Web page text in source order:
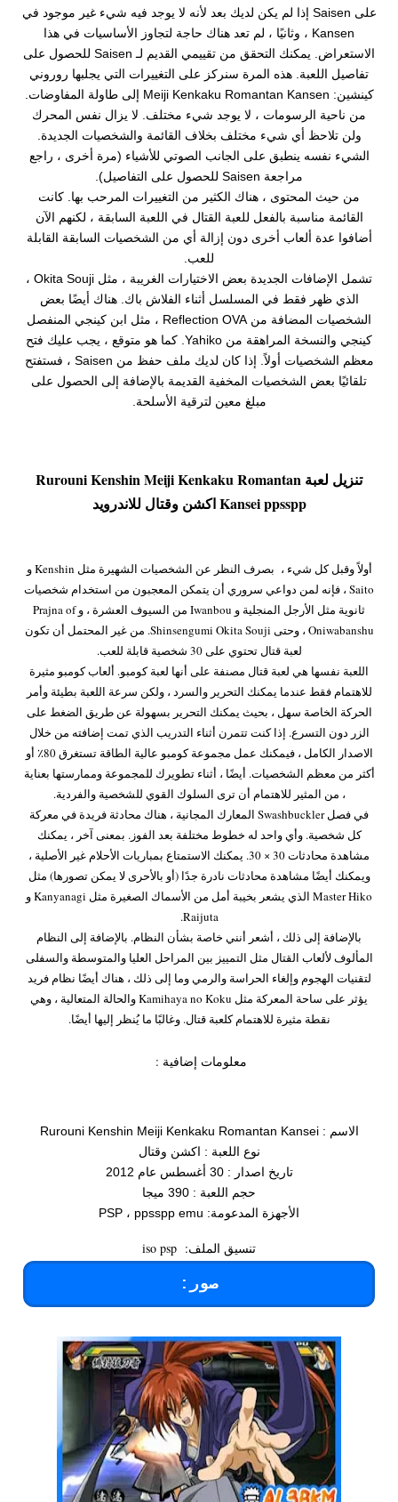
على Saisen إذا لم يكن لديك بعد لأنه لا يوجد فيه شيء غير موجود في
Kansen ، وثانيًا ، لم تعد هناك حاجة لتجاوز الأساسيات في هذا
الاستعراض. يمكنك التحقق من تقييمي القديم لـ Saisen للحصول على
تفاصيل اللعبة. هذه المرة سنركز على التغييرات التي يجلبها روروني
كينشين: Meiji Kenkaku Romantan Kansen إلى طاولة المفاوضات.
من ناحية الرسومات ، لا يوجد شيء مختلف. لا يزال نفس المحرك
ولن تلاحظ أي شيء مختلف بخلاف القائمة والشخصيات الجديدة.
الشيء نفسه ينطبق على الجانب الصوتي للأشياء (مرة أخرى ، راجع
مراجعة Saisen للحصول على التفاصيل).
من حيث المحتوى ، هناك الكثير من التغييرات المرحب بها. كانت
القائمة مناسبة بالفعل للعبة القتال في اللعبة السابقة ، لكنهم الآن
أضافوا عدة ألعاب أخرى دون إزالة أي من الشخصيات السابقة القابلة
للعب.
تشمل الإضافات الجديدة بعض الاختيارات الغريبة ، مثل Okita Souji ،
الذي ظهر فقط في المسلسل أثناء الفلاش باك. هناك أيضًا بعض
الشخصيات المضافة من Reflection OVA ، مثل ابن كينجي المنفصل
كينجي والنسخة المراهقة من Yahiko. كما هو متوقع ، يجب عليك فتح
معظم الشخصيات أولاً. إذا كان لديك ملف حفظ من Saisen ، فستفتح
تلقائيًا بعض الشخصيات المخفية القديمة بالإضافة إلى الحصول على
مبلغ معين لترقية الأسلحة.
تنزيل لعبة Rurouni Kenshin Meiji Kenkaku Romantan
Kansei ppsspp اكشن وقتال للاندرويد
أولاً وقبل كل شيء ، بصرف النظر عن الشخصيات الشهيرة مثل Kenshin و
Saito ، فإنه لمن دواعي سروري أن يتمكن المعجبون من استخدام شخصيات
ثانوية مثل الأرجل المنجلية و Iwanbou من السيوف العشرة ، و Prajna of
Oniwabanshu ، وحتى Shinsengumi Okita Souji. من غير المحتمل أن تكون
لعبة قتال تحتوي على 30 شخصية قابلة للعب.
اللعبة نفسها هي لعبة قتال مصنفة على أنها لعبة كومبو. ألعاب كومبو مثيرة
للاهتمام فقط عندما يمكنك التحرير والسرد ، ولكن سرعة اللعبة بطيئة وأمر
الحركة الخاصة سهل ، بحيث يمكنك التحرير بسهولة عن طريق الضغط على
الزر دون التسرع. إذا كنت تتمرن أثناء التدريب الذي تمت إضافته من خلال
الاصدار الكامل ، فيمكنك عمل مجموعة كومبو عالية الطاقة تستغرق 80٪ أو
أكثر من معظم الشخصيات. أيضًا ، أثناء تطويرك للمجموعة وممارستها بعناية
، من المثير للاهتمام أن ترى السلوك القوي للشخصية والفردية.
في فصل Swashbuckler المعارك المجانية ، هناك محادثة فريدة في معركة
كل شخصية. وأي واحد له خطوط مختلفة بعد الفوز. بمعنى آخر ، يمكنك
مشاهدة محادثات 30 × 30. يمكنك الاستمتاع بمباريات الأحلام غير الأصلية ،
ويمكنك أيضًا مشاهدة محادثات نادرة جدًا (أو بالأحرى لا يمكن تصورها) مثل
Master Hiko الذي يشعر بخيبة أمل من الأسماك الصغيرة مثل Kanyanagi و
Raijuta.
بالإضافة إلى ذلك ، أشعر أنني خاصة بشأن النظام. بالإضافة إلى النظام
المألوف لألعاب القتال مثل التمييز بين المراحل العليا والمتوسطة والسفلى
لتقنيات الهجوم وإلغاء الحراسة والرمي وما إلى ذلك ، هناك أيضًا نظام فريد
يؤثر على ساحة المعركة مثل Kamihaya no Koku والحالة المتعالية ، وهي
نقطة مثيرة للاهتمام كلعبة قتال. وغالبًا ما يُنظر إليها أيضًا.
معلومات إضافية :
الاسم : Rurouni Kenshin Meiji Kenkaku Romantan Kansei
نوع اللعبة : اكشن وقتال
تاريخ اصدار : 30 أغسطس عام 2012
حجم اللعبة : 390 ميجا
الأجهزة المدعومة: PSP ، ppsspp emu
تنسيق الملف: iso psp
صور: